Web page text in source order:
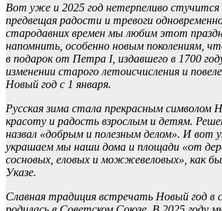
Вот уже и 2025 год нетерпеливо стучится
предвещая радости и тревоги
стародавних времен мы любим этот
напомнить, особенно новым поколениям,
в подарок от Петра I, издавшего в 1700
изменении старого летоисчисления и
Новый год с 1 января.
Русская зима стала прекрасным символом
красоту и радость взрослым и детям.
назвал «добрым и полезным делом». И вот
украшаем мы наши дома и площади «от
сосновых, еловых и можжевеловых», как
Указе.
Славная традиция встречать Новый год в